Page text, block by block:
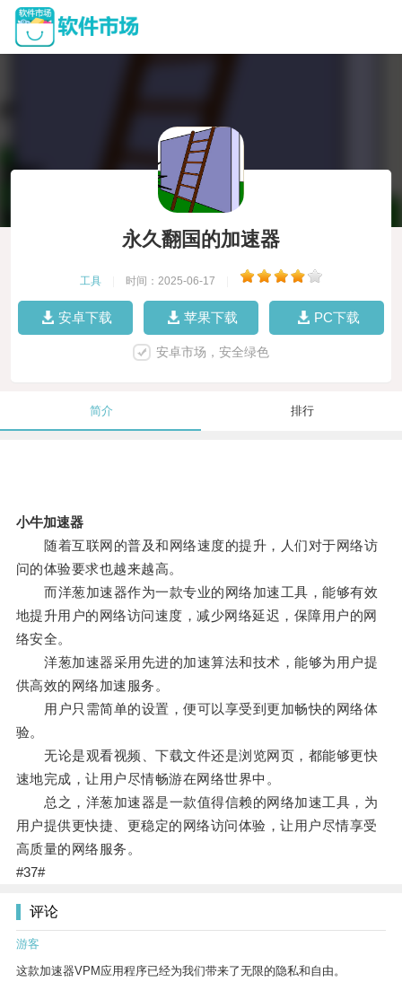
永久翻国的加速器
工具 时间：2025-06-17
安卓下载 苹果下载 PC下载
安卓市场，安全绿色
简介 排行
小牛加速器
随着互联网的普及和网络速度的提升，人们对于网络访
问的体验要求也越来越高。
而洋葱加速器作为一款专业的网络加速工具，能够有效
地提升用户的网络访问速度，减少网络延迟，保障用户的网
络安全。
洋葱加速器采用先进的加速算法和技术，能够为用户提
供高效的网络加速服务。
用户只需简单的设置，便可以享受到更加畅快的网络体
验。
无论是观看视频、下载文件还是浏览网页，都能够更快
速地完成，让用户尽情畅游在网络世界中。
总之，洋葱加速器是一款值得信赖的网络加速工具，为
用户提供更快捷、更稳定的网络访问体验，让用户尽情享受
高质量的网络服务。
#37#
评论
游客
这款加速器VPM应用程序已经为我们带来了无限的隐私和自由。